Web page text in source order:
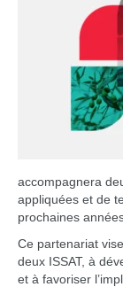
accompagnera
appliquées et de
prochaines
Ce partenariat
deux ISSAT, à
et à favoriser